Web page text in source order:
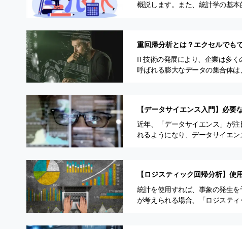
概説します。また、統計学の基
重回帰分析とは？エクセルでも
IT技術の発展により、企業は多
呼ばれる膨大なデータの集合体
【データサイエンス入門】必要
近年、「データサイエンス」が
れるようになり、データサイエ
【ロジスティック回帰分析】
統計を使用すれば、事象の発生
が考えられる場合、「ロジステ